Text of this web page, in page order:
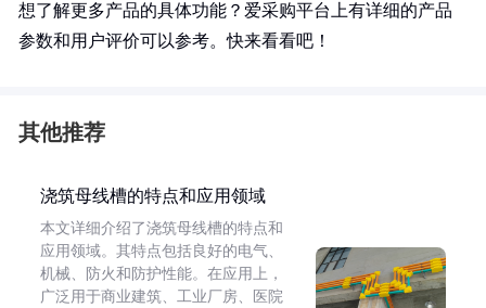
想了解更多产品的具体功能？爱采购平台上有详细的产品
参数和用户评价可以参考。快来看看吧！
其他推荐
浇筑母线槽的特点和应用领域
本文详细介绍了浇筑母线槽的特点和
应用领域。其特点包括良好的电气、
机械、防火和防护性能。在应用上，
广泛用于商业建筑、工业厂房、医院